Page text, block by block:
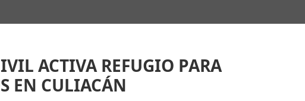
ACTIVA REFUGIO PARA
EN CULIACÁN